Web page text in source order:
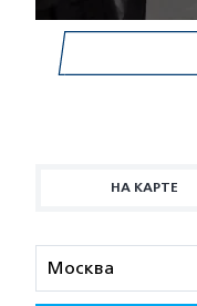
НА КАРТЕ